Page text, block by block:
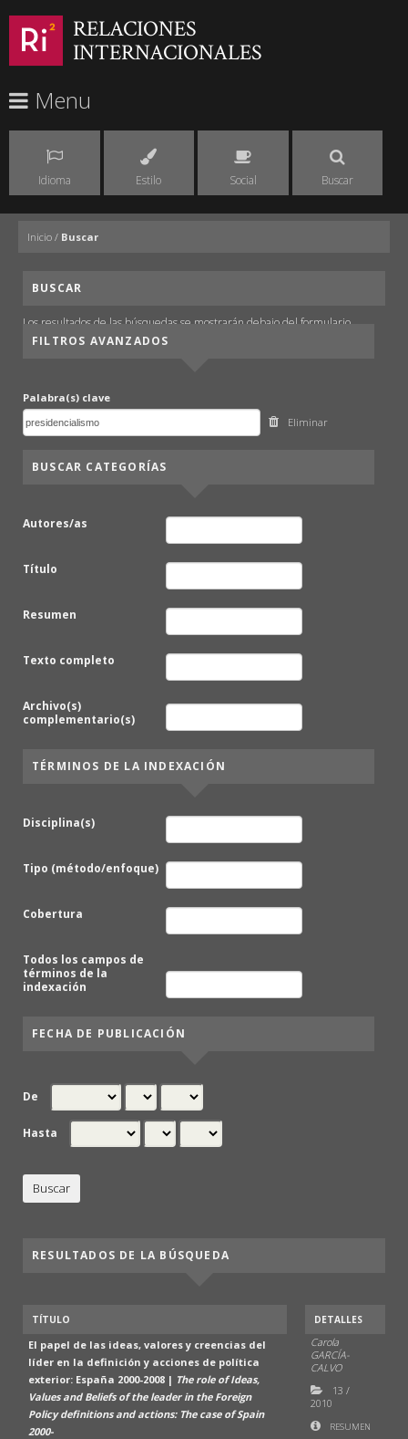
RELACIONES
INTERNACIONALES
Menu
Idioma Estilo Social Buscar
Inicio / Buscar
BUSCAR
Los resultados de las búsquedas se mostrarán debajo del formulario.
FILTROS AVANZADOS
Palabra(s) clave
Eliminar
BUSCAR CATEGORÍAS
Autores/as
Título
Resumen
Texto completo
Archivo(s)
complementario(s)
TÉRMINOS DE LA INDEXACIÓN
Disciplina(s)
Tipo (método/enfoque)
Cobertura
Todos los campos de
términos de la
indexación
FECHA DE PUBLICACIÓN
De
Hasta
RESULTADOS DE LA BÚSQUEDA
TÍTULO DETALLES
El papel de las ideas, valores y creencias del
líder en la definición y acciones de política
exterior: España 2000-2008 | The role of Ideas,
Values and Beliefs of the leader in the Foreign
Policy definitions and actions: The case of Spain
2000-
Carola
GARCÍA-
CALVO
13 /
2010
RESUMEN